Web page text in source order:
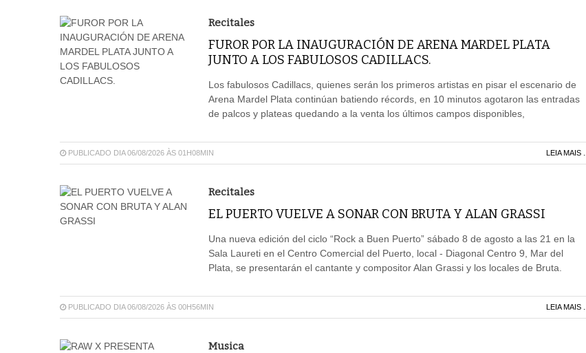
Recitales
FUROR POR LA INAUGURACIÓN DE ARENA MARDEL PLATA
JUNTO A LOS FABULOSOS CADILLACS.
Los fabulosos Cadillacs, quienes serán los primeros artistas en pisar el escenario de
Arena Mardel Plata continúan batiendo récords, en 10 minutos agotaron las entradas
de palcos y plateas quedando a la venta los últimos campos disponibles,
PUBLICADO DIA 06/08/2026 ÀS 01H08MIN LEIA MAIS ...
Recitales
EL PUERTO VUELVE A SONAR CON BRUTA Y ALAN GRASSI
Una nueva edición del ciclo “Rock a Buen Puerto” sábado 8 de agosto a las 21 en la
Sala Laureti en el Centro Comercial del Puerto, local - Diagonal Centro 9, Mar del
Plata, se presentarán el cantante y compositor Alan Grassi y los locales de Bruta.
PUBLICADO DIA 06/08/2026 ÀS 00H56MIN LEIA MAIS ...
Musica